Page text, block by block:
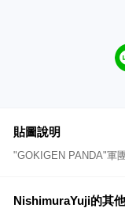
貼圖說明
"GOKIGEN PANDA"軍
NishimuraYuji的其